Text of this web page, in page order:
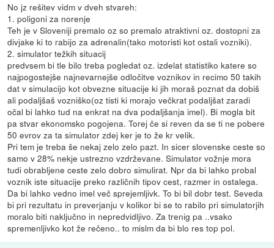
No jz rešitev vidm v dveh stvareh:
1. poligoni za norenje
Teh je v Sloveniji premalo oz so premalo atraktivni oz. dostopni za
divjake ki to rabijo za adrenalin(tako motoristi kot ostali vozniki).
2. simulator težkih situacij
predvsem bi tle bilo treba pogledat oz. izdelat statistiko katere so
najpogostejše najnevarnejše odločitve voznikov in recimo 50 takih
dat v simulacijo kot obvezne situacije ki jih moraš poznat da dobiš
ali podaljšaš vozniško(oz tisti ki morajo večkrat podaljšat zaradi
očal bi lahko tud na enkrat na dva podaljšanja imel). Bi mogla bit
pa stvar ekonomsko pogojena. Torej če si reven da se ti ne pobere
50 evrov za ta simulator zdej ker je to že kr velik.
Pri tem je treba še nekaj zelo zelo pazt. In sicer slovenske ceste so
samo v 28% nekje ustrezno vzdrževane. Simulator vožnje mora
tudi obrabljene ceste zelo dobro simulirat. Npr da bi lahko probal
voznik iste situacije preko različnih tipov cest, razmer in ostalega.
Da bi lahko vedno imel več sprejemljivk. To bi bil dobr test. Seveda
bi pri rezultatu in preverjanju v kolikor bi se to rabilo pri simulatorjih
moralo biti naključno in nepredvidljivo. Za trenig pa ..vsako
spremenljivko kot že rečeno.. to mislm da bi blo res top pol.